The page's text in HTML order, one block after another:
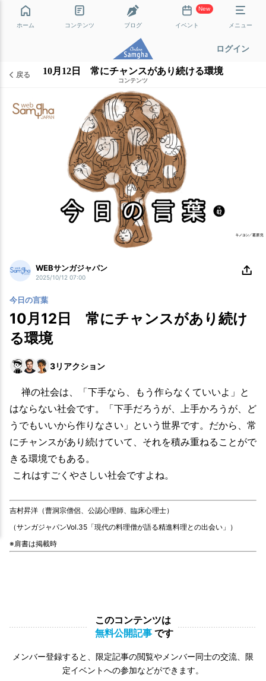
ホーム コンテンツ ブログ
New
イベント メニュー
ログイン
戻る 10月12日 常にチャンスがあり続ける環境
コンテンツ
WEBサンガジャパン
2025/10/12 07:00
今日の言葉
10月12日 常にチャンスがあり続け
る環境
3リアクション
禅の社会は、「下手なら、もう作らなくていいよ」と
はならない社会です。「下手だろうが、上手かろうが、ど
うでもいいから作りなさい」という世界です。だから、常
にチャンスがあり続けていて、それを積み重ねることがで
きる環境でもある。
これはすごくやさしい社会ですよね。
吉村昇洋（曹洞宗僧侶、公認心理師、臨床心理士）
（サンガジャパンVol.35「現代の料理僧が語る精進料理との出会い」）
※肩書は掲載時
このコンテンツは
無料公開記事 です
メンバー登録すると、限定記事の閲覧やメンバー同士の交流、限
定イベントへの参加などができます。